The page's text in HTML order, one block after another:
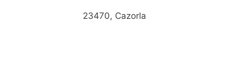
23470, Cazorla